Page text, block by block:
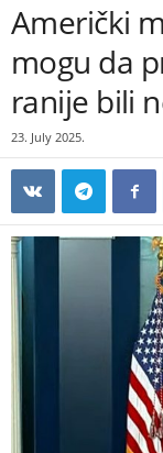
Američki
mogu da
ranije bili
23. July 2025.